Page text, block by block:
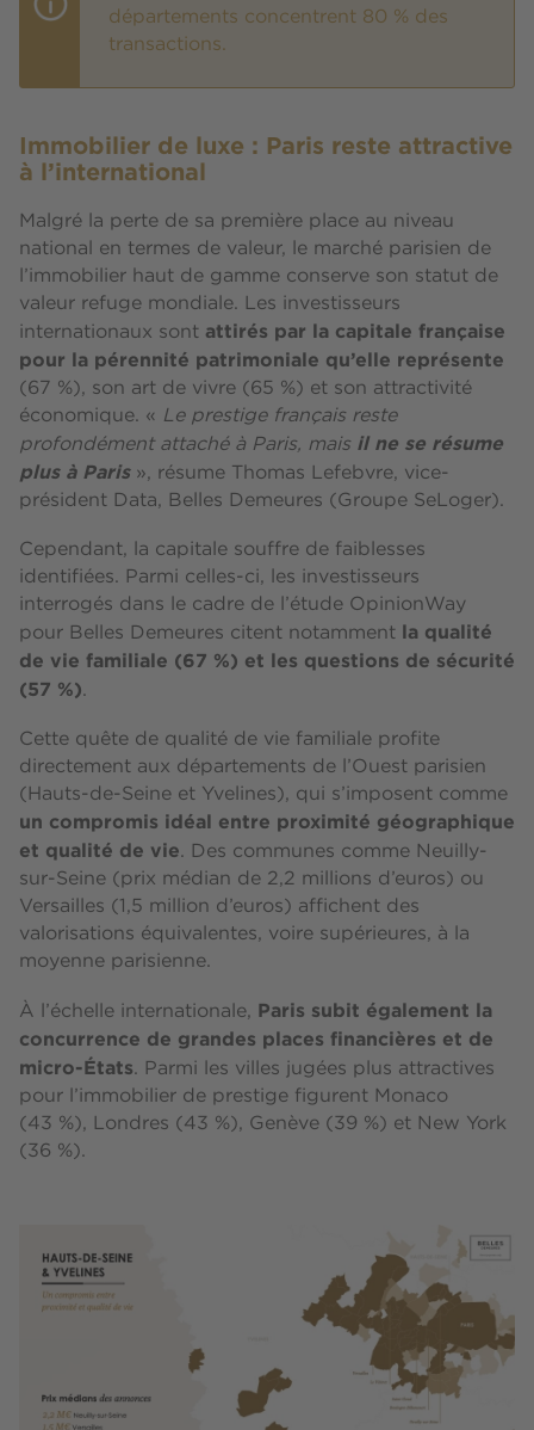
départements concentrent 80 % des
transactions.
Immobilier de luxe : Paris reste attractive
à l’international
Malgré la perte de sa première place au niveau
national en termes de valeur, le marché parisien de
l’immobilier haut de gamme conserve son statut de
valeur refuge mondiale. Les investisseurs
internationaux sont attirés par la capitale française
pour la pérennité patrimoniale qu’elle représente
(67 %), son art de vivre (65 %) et son attractivité
économique. « Le prestige français reste
profondément attaché à Paris, mais il ne se résume
plus à Paris», résume Thomas Lefebvre, vice-
président Data, Belles Demeures (Groupe SeLoger).
Cependant, la capitale souffre de faiblesses
identifiées. Parmi celles-ci, les investisseurs
interrogés dans le cadre de l’étude OpinionWay
pour Belles Demeures citent notamment la qualité
de vie familiale (67 %) et les questions de sécurité
(57 %).
Cette quête de qualité de vie familiale profite
directement aux départements de l’Ouest parisien
(Hauts-de-Seine et Yvelines), qui s’imposent comme
un compromis idéal entre proximité géographique
et qualité de vie. Des communes comme Neuilly-
sur-Seine (prix médian de 2,2 millions d’euros) ou
Versailles (1,5 million d’euros) affichent des
valorisations équivalentes, voire supérieures, à la
moyenne parisienne.
À l’échelle internationale, Paris subit également la
concurrence de grandes places financières et de
micro-États. Parmi les villes jugées plus attractives
pour l’immobilier de prestige figurent Monaco
(43 %), Londres (43 %), Genève (39 %) et New York
(36 %).